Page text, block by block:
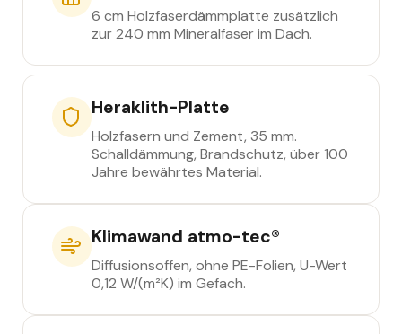
6 cm Holzfaserdämmplatte zusätzlich
zur 240 mm Mineralfaser im Dach.
Heraklith-Platte
Holzfasern und Zement, 35 mm.
Schalldämmung, Brandschutz, über 100
Jahre bewährtes Material.
Klimawand atmo-tec®
Diffusionsoffen, ohne PE-Folien, U-Wert
0,12 W/(m²K) im Gefach.